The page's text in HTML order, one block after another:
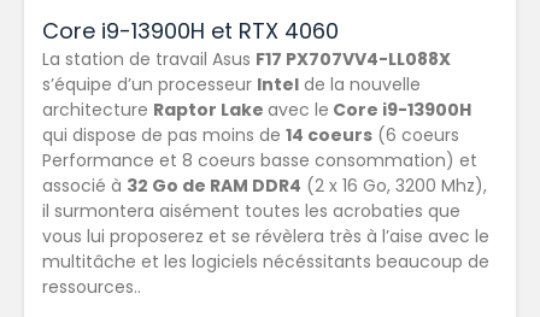
Core i9-13900H et RTX 4060
La station de travail Asus F17 PX707VV4-LL088X
s’équipe d’un processeur Intel de la nouvelle
architecture Raptor Lake avec le Core i9-13900H
qui dispose de pas moins de 14 coeurs (6 coeurs
Performance et 8 coeurs basse consommation) et
associé à 32 Go de RAM DDR4 (2 x 16 Go, 3200 Mhz),
il surmontera aisément toutes les acrobaties que
vous lui proposerez et se révèlera très à l’aise avec le
multitâche et les logiciels nécéssitants beaucoup de
ressources..